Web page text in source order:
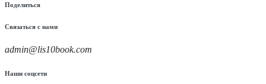
Поделиться
Связаться с нами
admin@lis10book.com
Наши соцсети